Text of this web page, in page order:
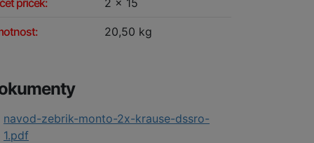
20,50 kg
navod-zebrik-monto-2x-krause-dssro-
1.pdf